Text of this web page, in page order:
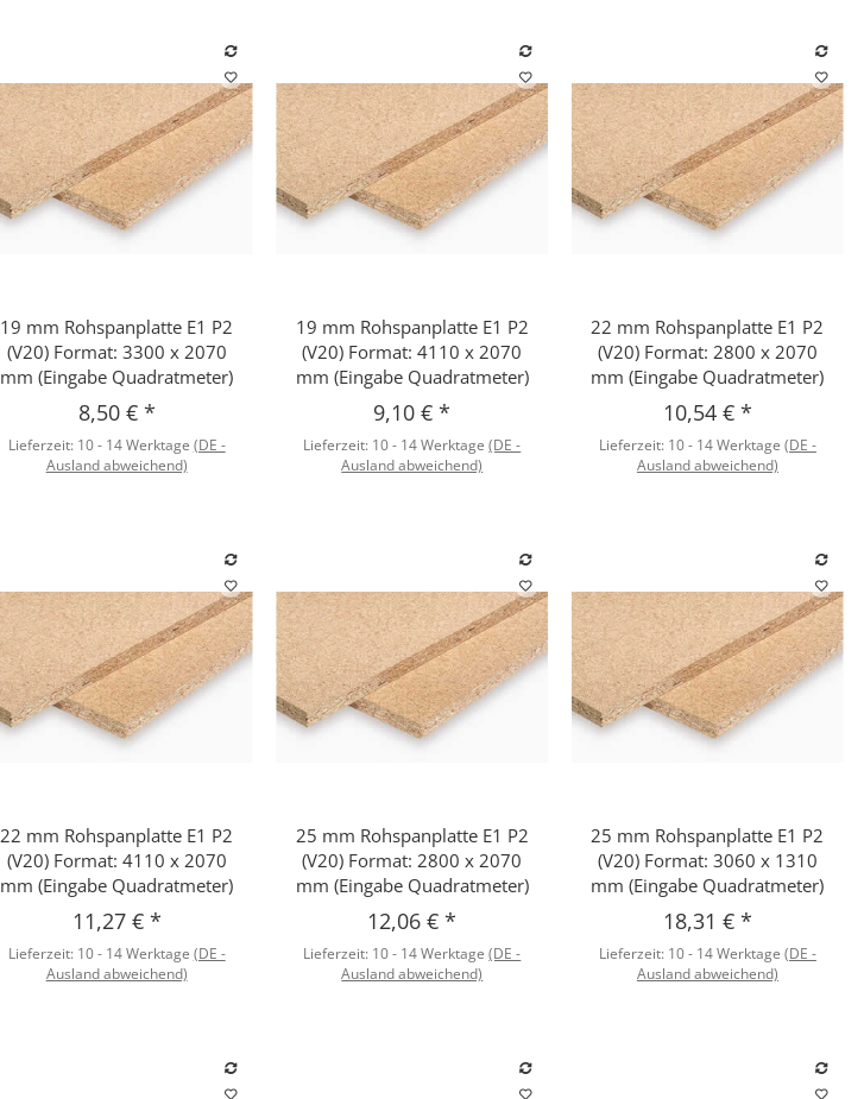
Schnellkauf
19 mm Rohspanplatte E1 P2
(V20) Format: 3300 x 2070
mm (Eingabe Quadratmeter)
8,50 € *
Lieferzeit: 10 - 14 Werktage (DE -
Ausland abweichend)
Schnellkauf
19 mm Rohspanplatte E1 P2
(V20) Format: 4110 x 2070
mm (Eingabe Quadratmeter)
9,10 €*
Lieferzeit: 10 - 14 Werktage(DE -
Ausland abweichend)
Schnellkauf
22 mm Rohspanplatte E1 P2
(V20) Format: 2800 x 2070
mm (Eingabe Quadratmeter)
10,54 € *
Lieferzeit: 10 - 14 Werktage (DE -
Ausland abweichend)
Schnellkauf
22 mm Rohspanplatte E1 P2
(V20) Format: 4110 x 2070
mm (Eingabe Quadratmeter)
11,27 € *
Lieferzeit: 10 - 14 Werktage (DE -
Ausland abweichend)
Schnellkauf
25 mm Rohspanplatte E1 P2
(V20) Format: 2800 x 2070
mm (Eingabe Quadratmeter)
12,06 €*
Lieferzeit: 10 - 14 Werktage(DE -
Ausland abweichend)
Schnellkauf
25 mm Rohspanplatte E1 P2
(V20) Format: 3060 x 1310
mm (Eingabe Quadratmeter)
18,31 € *
Lieferzeit: 10 - 14 Werktage (DE -
Ausland abweichend)